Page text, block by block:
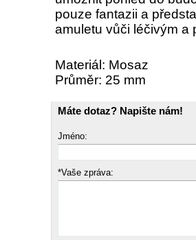
pouze fantazii a
amuletu vůči léčivým a
Materiál: Mosaz
Průměr: 25 mm
Máte dotaz? Napište nám!
Jméno:
*Vaše zpráva: